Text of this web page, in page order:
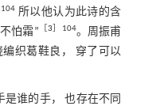
104 所以他认为此诗的含
怕霜” ［3 ］104。周振甫
织葛鞋良， 穿了可以
是谁的手， 也存在不同